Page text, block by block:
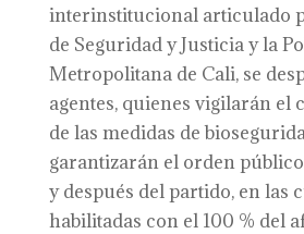
interinstitucional articulado
de Seguridad y Justicia y la
Metropolitana de Cali, se
agentes, quienes vigilarán el
de las medidas de
garantizarán el orden
y después del partido, en las
habilitadas con el 100 % del